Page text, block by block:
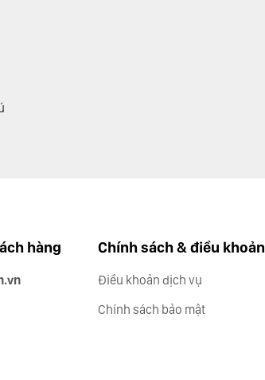
hàng Chính sách & điều khoản
Điều khoản dịch vụ
Chính sách bảo mật